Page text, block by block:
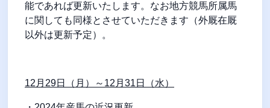
能であれば更新いたします。なお地方競馬所属馬
に関しても同様とさせていただきます（外厩在厩
以外は更新予定）。
12 月 29日（月）～ 12 月 31 日（水）